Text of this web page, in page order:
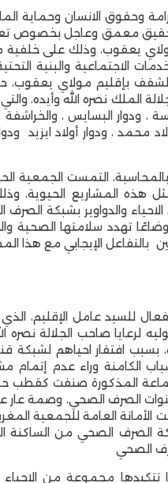
وحقوق الانسان وحماية
معمق وعاجل بخصوص
يعقوب، وذلك على خلفية
الاجتماعية والبنية
بإقليم مولاي يعقوب،
الملك نصره الله وأيده،
، ودوار البسايس ،
محمد ، ودوار أولاد ايزيد
التمست الجمعية
هذه المشاريع الحيوية،
والدواوير بشبكة الصرف
تهدد سلامتها الصحية
بالتفاعل الإيجابي مع هذا
الفعال للسيد عامل
لرعايا صاحب الجلالة
بسبب افتقار احياهم لشبكة
الكامنة وراء عدم
المذكورة صنفت كقطب
الصرف الصحي، وصمة عار
العامة للجمعية
الصرف الصحي من
الصحي
تتكبدها مجموعة من